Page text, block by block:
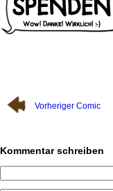
Vorheriger Comic
Kommentar schreiben